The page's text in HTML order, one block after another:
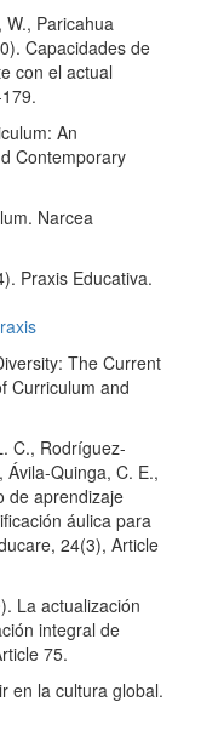
Paricahua
Capacidades de
con el actual
An
Contemporary
Narcea
Praxis Educativa.
The Current
Curriculum and
C., Rodríguez-
Ávila-Quinga, C. E.,
de aprendizaje
áulica para
24(3), Article
La actualización
integral de
75.
en la cultura global.